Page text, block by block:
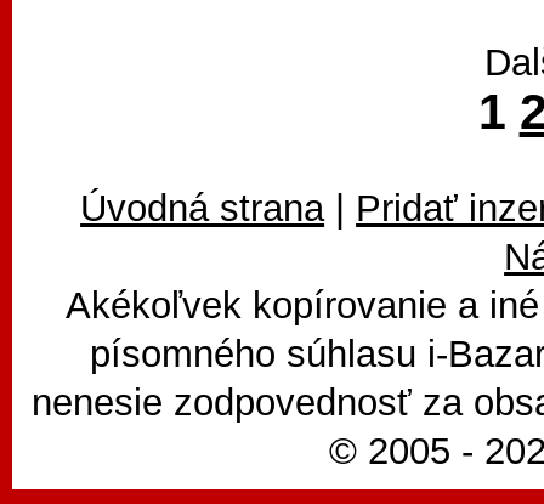
1
Úvodná strana| Pridať
Akékoľvek kopírovanie a
písomného súhlasu i-
nenesie zodpovednosť za
© 2005 -